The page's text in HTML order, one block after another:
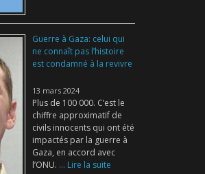
Guerre à Gaza: celui qui
ne connaît pas l’histoire
est condamné à la revivre
13 mars 2024
Plus de 100 000. C’est le
chiffre approximatif de
civils innocents qui ont été
impactés par la guerre à
Gaza, en accord avec
l’ONU. ... Lire la suite